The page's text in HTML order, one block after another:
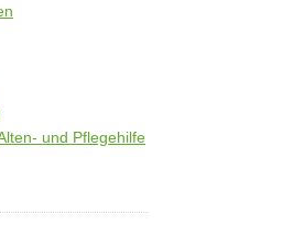
und Pflegehilfe